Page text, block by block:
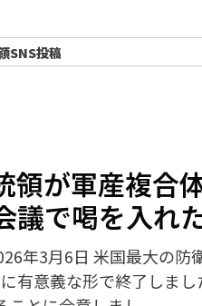
SNS投稿
領が軍産複合
議で喝を入れ
年3月6日 米国最大の防
有意義な形で終了しま